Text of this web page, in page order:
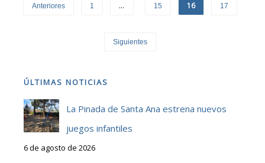
Anteriores 1 … 15 16 17
Siguientes
ÚLTIMAS NOTICIAS
La Pinada de Santa Ana estrena nuevos
juegos infantiles
6 de agosto de 2026